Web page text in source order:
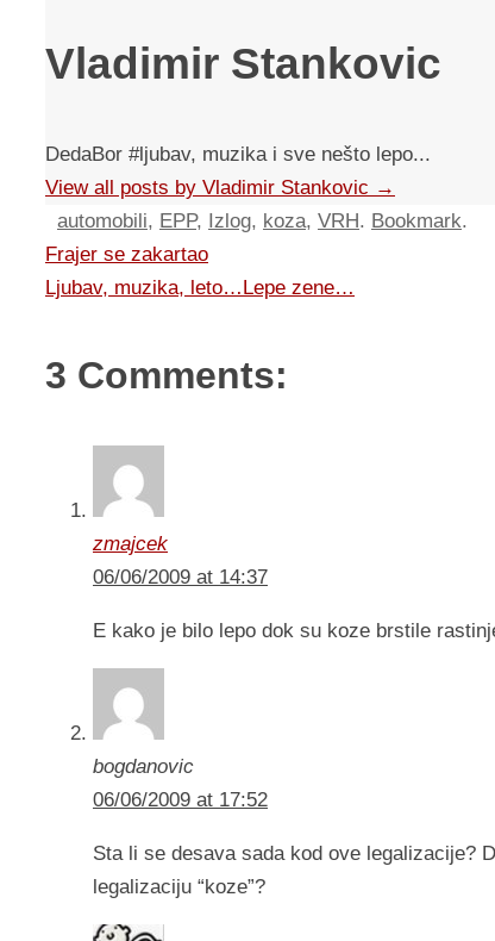
Vladimir Stankovic
DedaBor #ljubav, muzika i sve nešto lepo...
View all posts by Vladimir Stankovic →
automobili, EPP, Izlog, koza, VRH. Bookmark.
Frajer se zakartao
Ljubav, muzika, leto…Lepe zene…
3 Comments:
zmajcek
06/06/2009 at 14:37
E kako je bilo lepo dok su koze brstile
bogdanovic
06/06/2009 at 17:52
Sta li se desava sada kod ove legalizacije?
legalizaciju “koze”?